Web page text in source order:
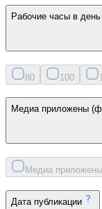
Рабочие часы в день
80 100
Медиа приложены
Медиа
Дата публикации